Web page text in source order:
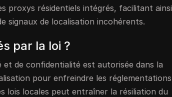
proxys résidentiels intégrés, facilitant ainsi
signaux de localisation incohérents.
par la loi ?
et de confidentialité est autorisée dans la
pour enfreindre les réglementations
lois locales peut entraîner la résiliation du